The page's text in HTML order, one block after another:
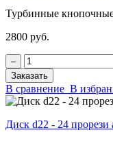
Турбинные
2800 руб.
‒
Заказать
В сравнение В
Диск d22 - 24